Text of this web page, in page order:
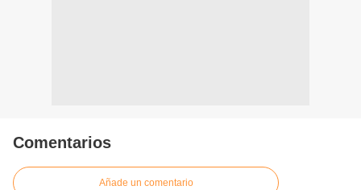
Comentarios
Añade un comentario